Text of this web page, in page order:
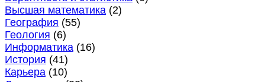
Высшая математика (2)
География (55)
Геология (6)
Информатика (16)
История (41)
Карьера (10)